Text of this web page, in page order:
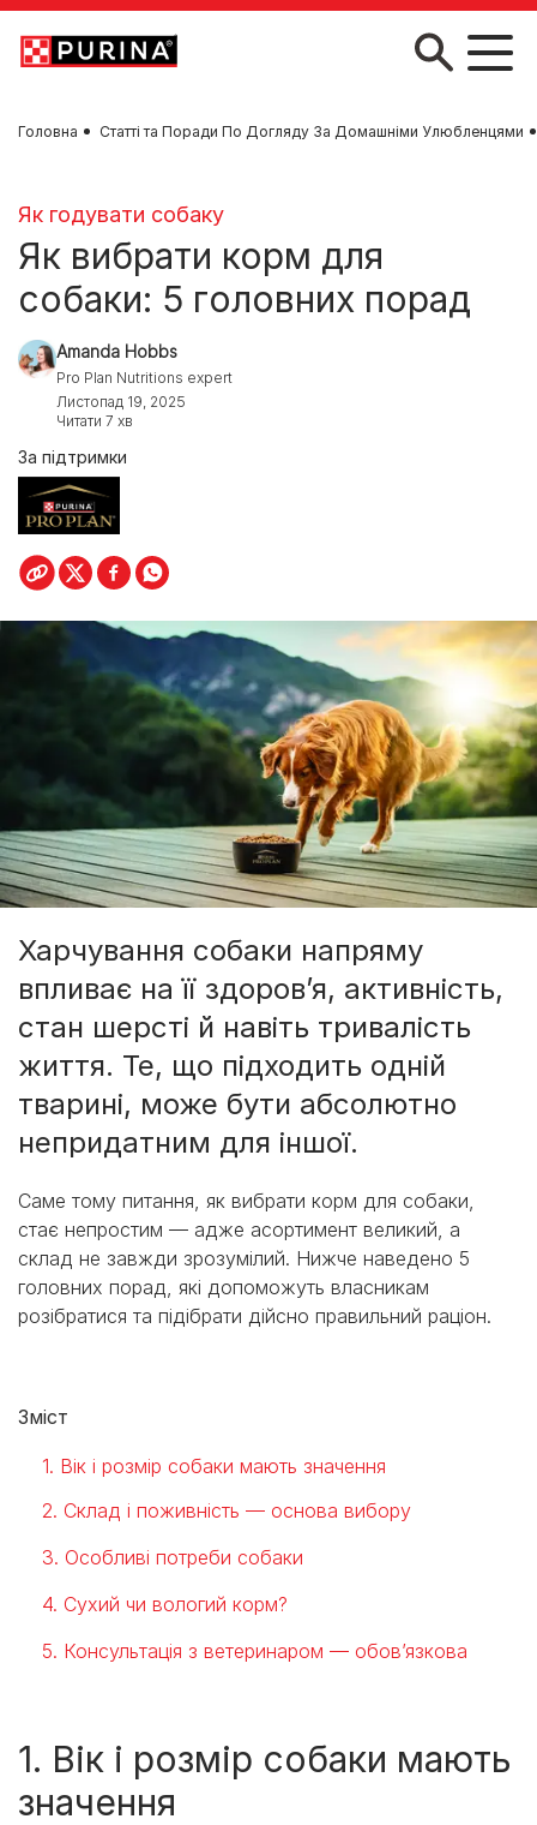
Skip to main content
Головна Статті та Поради По Догляду За Домашніми Улюбленцями
Як годувати собаку
Як вибрати корм для
собаки: 5 головних порад
Amanda Hobbs
Pro Plan Nutritions expert
Листопад 19, 2025
Читати 7 хв
За підтримки
Харчування собаки напряму
впливає на її здоров’я, активність,
стан шерсті й навіть тривалість
життя. Те, що підходить одній
тварині, може бути абсолютно
непридатним для іншої.
Саме тому питання, як вибрати корм для собаки,
стає непростим — адже асортимент великий, а
склад не завжди зрозумілий. Нижче наведено 5
головних порад, які допоможуть власникам
розібратися та підібрати дійсно правильний раціон.
Зміст
1. Вік і розмір собаки мають значення
2. Склад і поживність — основа вибору
3. Особливі потреби собаки
4. Сухий чи вологий корм?
5. Консультація з ветеринаром — обов’язкова
1. Вік і розмір собаки мають
значення